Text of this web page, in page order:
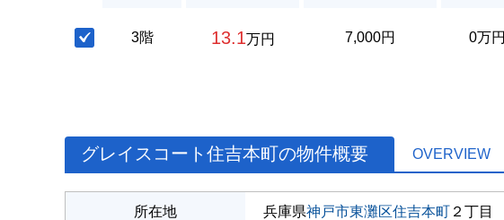
3階 13.1万円 7,000円 0万円
グレイスコート住吉本町の物件概要 OVERVIEW
所在地 兵庫県神戸市東灘区住吉本町 ２丁目